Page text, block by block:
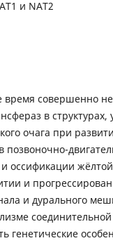
и NAT2
время совершенно
в
очага при
позвоночно-
оссификации жёлтой
и
и дурального
генетические